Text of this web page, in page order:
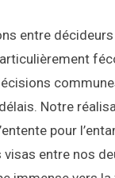
entre
Notre
pour
entre nos